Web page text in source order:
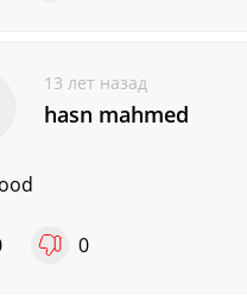
13 лет назад
hasn mahmed
0